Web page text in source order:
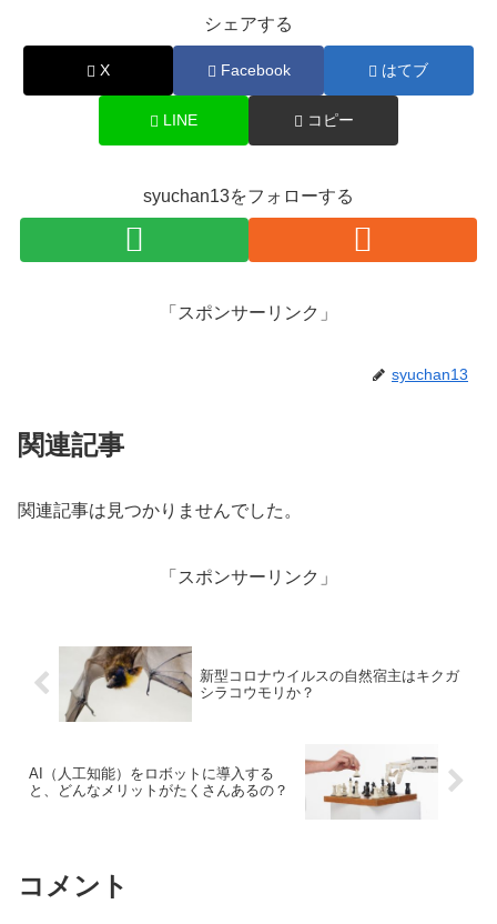
シェアする
X Facebook はてブ
LINE コピー
syuchan13をフォローする
「スポンサーリンク」
syuchan13
関連記事
関連記事は見つかりませんでした。
「スポンサーリンク」
新型コロナウイルスの自然宿主はキクガ
シラコウモリか？
AI（人工知能）をロボットに導入する
と、どんなメリットがたくさんあるの？
コメント